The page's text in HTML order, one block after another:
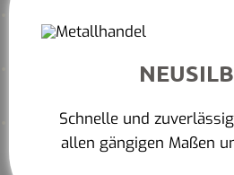
Schnelle und
allen gängigen Maßen